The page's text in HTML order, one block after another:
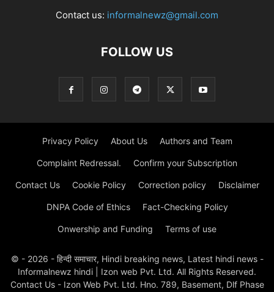
Contact us: informalnewz@gmail.com
FOLLOW US
Privacy Policy About Us Authors and Team
Complaint Redressal. Confirm your Subscription
Contact Us Cookie Policy Correction policy Disclaimer
DNPA Code of Ethics Fact-Checking Policy
Onwership and Funding Terms of use
© - 2026 - हिन्दी समाचार, Hindi breaking news, Latest hindi news -
Informalnewz hindi | Izon web Pvt. Ltd. All Rights Reserved.
Contact Us - Izon Web Pvt. Ltd. Hno. 789, Basement, Dlf Phase